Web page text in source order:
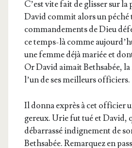
C’est vite fait de glis­ser sur la
David com­mit alors un péché
com­man­de­ments de Dieu
ce temps-là comme
une femme déjà mariée et
Or David aimait Beth­sa­bée,
l’un de ses meilleurs officiers.
Il don­na exprès à cet offi­cier
ge­reux. Urie fut tué et David,
débar­ras­sé indi­gne­ment de
Beth­sa­bée. Remar­quez en